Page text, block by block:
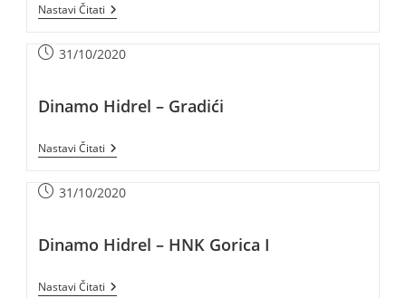
Nastavi Čitati
31/10/2020
Dinamo Hidrel – Gradići
Nastavi Čitati
31/10/2020
Dinamo Hidrel – HNK Gorica I
Nastavi Čitati